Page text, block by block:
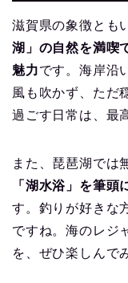
滋賀県の象徴とも
湖」の自然を満喫
魅力です。海岸沿
風も吹かず、ただ
過ごす日常は、最
また、琵琶湖では
「湖水浴」を筆頭
す。釣りが好きな
ですね。海のレジ
を、ぜひ楽しんで